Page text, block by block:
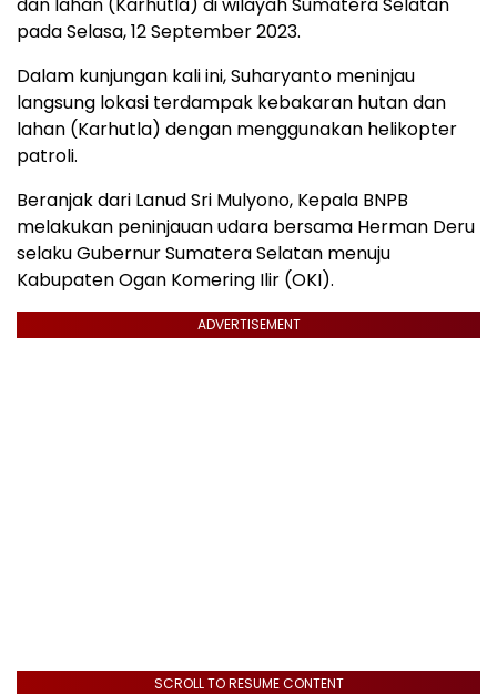
pada Selasa, 12 September 2023.
Dalam kunjungan kali ini, Suharyanto meninjau
langsung lokasi terdampak kebakaran hutan dan
lahan (Karhutla) dengan menggunakan helikopter
patroli.
Beranjak dari Lanud Sri Mulyono, Kepala BNPB
melakukan peninjauan udara bersama Herman Deru
selaku Gubernur Sumatera Selatan menuju
Kabupaten Ogan Komering Ilir (OKI).
ADVERTISEMENT
SCROLL TO RESUME CONTENT